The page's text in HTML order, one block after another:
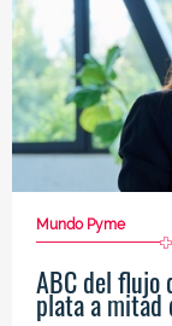
Mundo Pyme
ABC del flujo
plata a mitad